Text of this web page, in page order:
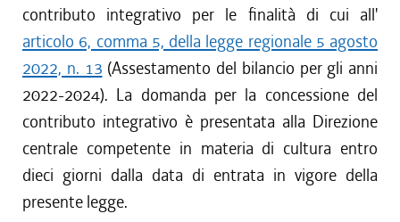
contributo integrativo per le finalità di cui all'
articolo 6, comma 5, della legge regionale 5 agosto
2022, n. 13 (Assestamento del bilancio per gli anni
2022-2024). La domanda per la concessione del
contributo integrativo è presentata alla Direzione
centrale competente in materia di cultura entro
dieci giorni dalla data di entrata in vigore della
presente legge.